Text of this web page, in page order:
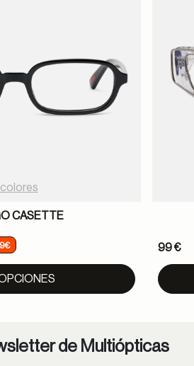
CASETTE
99 €
de Multiópticas